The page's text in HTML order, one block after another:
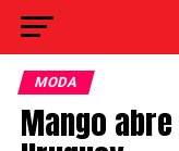
MODA
Mango